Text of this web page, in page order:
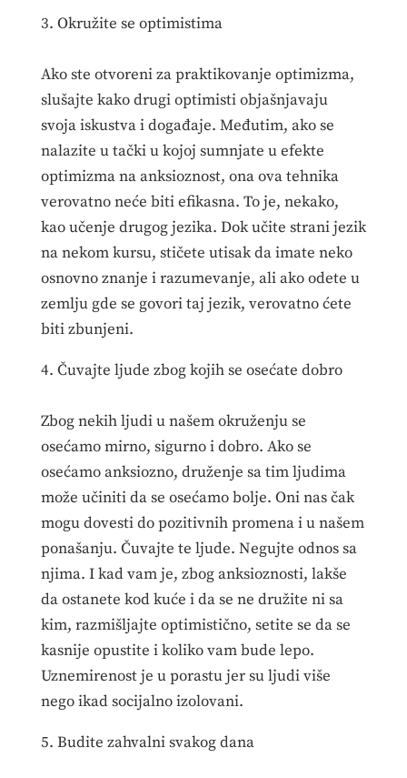
3. Okružite se optimistima
Ako ste otvoreni za praktikovanje optimizma,
slušajte kako drugi optimisti objašnjavaju
svoja iskustva i događaje. Međutim, ako se
nalazite u tački u kojoj sumnjate u efekte
optimizma na anksioznost, ona ova tehnika
verovatno neće biti efikasna. To je, nekako,
kao učenje drugog jezika. Dok učite strani jezik
na nekom kursu, stičete utisak da imate neko
osnovno znanje i razumevanje, ali ako odete u
zemlju gde se govori taj jezik, verovatno ćete
biti zbunjeni.
4. Čuvajte ljude zbog kojih se osećate dobro
Zbog nekih ljudi u našem okruženju se
osećamo mirno, sigurno i dobro. Ako se
osećamo anksiozno, druženje sa tim ljudima
može učiniti da se osećamo bolje. Oni nas čak
mogu dovesti do pozitivnih promena i u našem
ponašanju. Čuvajte te ljude. Negujte odnos sa
njima. I kad vam je, zbog anksioznosti, lakše
da ostanete kod kuće i da se ne družite ni sa
kim, razmišljajte optimistično, setite se da se
kasnije opustite i koliko vam bude lepo.
Uznemirenost je u porastu jer su ljudi više
nego ikad socijalno izolovani.
5. Budite zahvalni svakog dana